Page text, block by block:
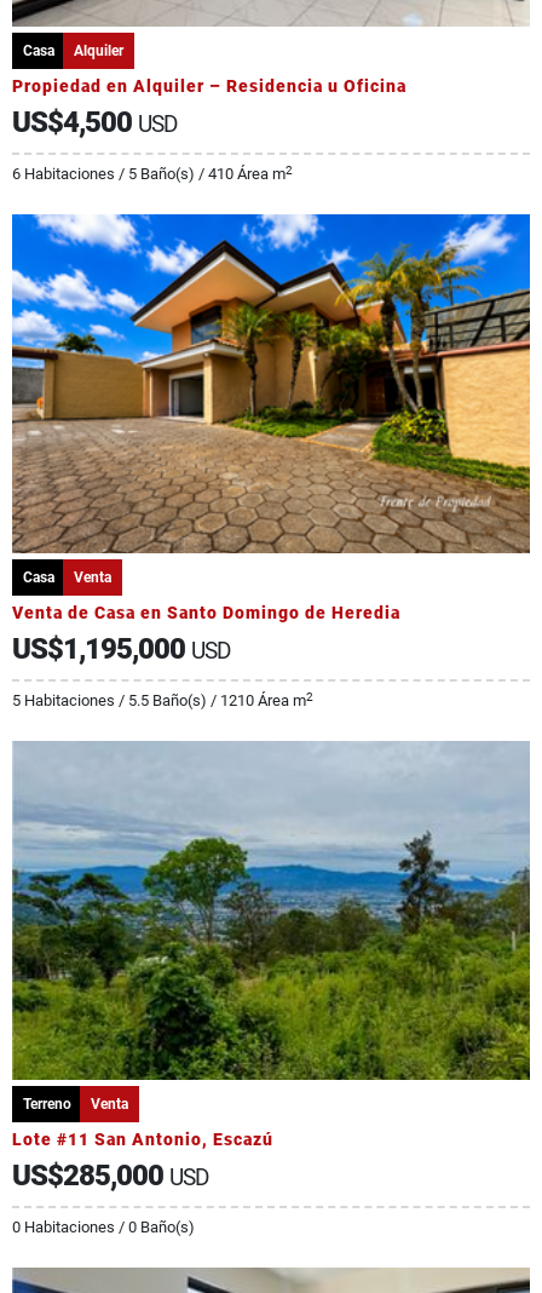
Casa Alquiler
Propiedad en Alquiler – Residencia u Oficina
US$4,500 USD
6 Habitaciones / 5 Baño(s) / 410 Área m2
Casa Venta
Venta de Casa en Santo Domingo de Heredia
US$1,195,000 USD
5 Habitaciones / 5.5 Baño(s) / 1210 Área m2
Terreno Venta
Lote #11 San Antonio, Escazú
US$285,000 USD
0 Habitaciones / 0 Baño(s)